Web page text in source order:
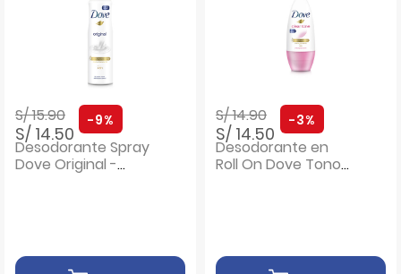
Precio rebajado de
S/ 15.90a
S/ 14.50
-9%
Desodorante Spray
Dove Original -
Precio rebajado de
S/ 14.90a
S/ 14.50
-3%
Desodorante en
Roll On Dove Tono